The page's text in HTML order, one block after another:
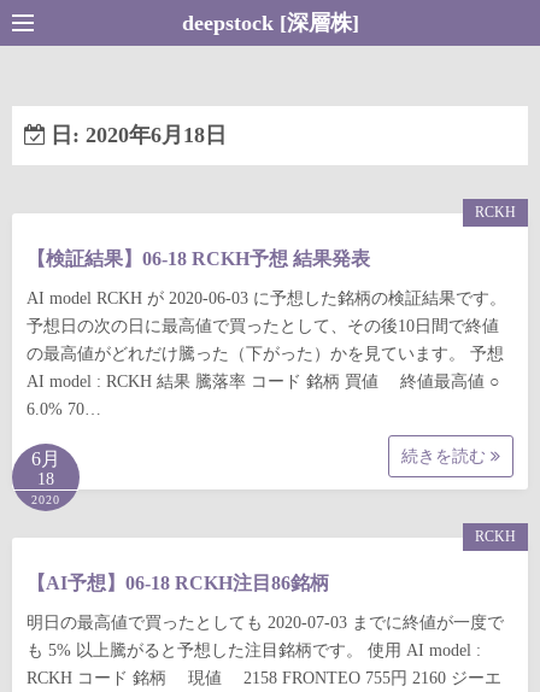
コ
ン
ン
へ
deepstock [深層株]
日: 2020年6月18日
【検証結果】06-18 RCKH予想 結果発表
AI model RCKH が 2020-06-03 に予想した銘柄の検証結果です。
予想日の次の日に最高値で買ったとして、その後10日間で終値
の最高値がどれだけ騰った（下がった）かを見ています。 予想
AI model : RCKH 結果 騰落率 コード 銘柄 買値 終値最高値 ○
6.0% 70…
続きを読む
RCKH
6月
18
2020
【AI予想】06-18 RCKH注目86銘柄
明日の最高値で買ったとしても 2020-07-03 までに終値が一度で
も 5% 以上騰がると予想した注目銘柄です。 使用 AI model :
RCKH コード 銘柄 現値 2158 FRONTEO 755円 2160 ジーエ
RCKH